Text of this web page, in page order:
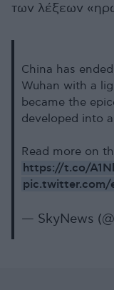
των λέξεων
China has
Wuhan with a
became the
developed into
Read more on
https://t.co/
pic.twitter.com/
— SkyNews